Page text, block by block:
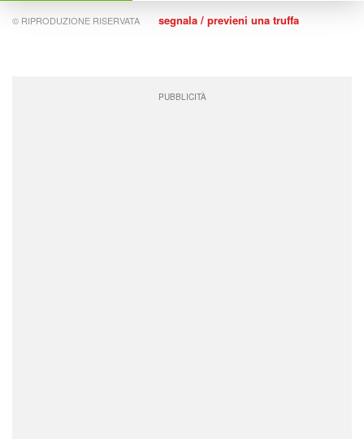
© RIPRODUZIONE RISERVATA segnala / previeni una truffa
PUBBLICITÀ